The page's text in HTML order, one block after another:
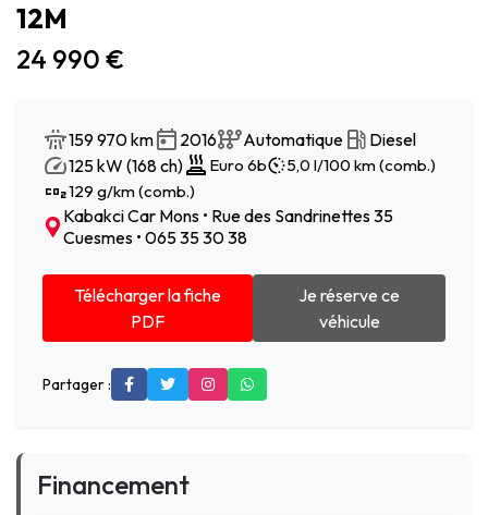
12M
24 990 €
159 970 km 2016 Automatique
Diesel
125 kW (168 ch)
Euro 6b
5,0 l/100 km (comb.)
129 g/km (comb.)
Kabakci Car Mons • Rue des Sandrinettes 35
Cuesmes • 065 35 30 38
Télécharger la fiche
PDF
Je réserve ce
véhicule
Partager :
Financement